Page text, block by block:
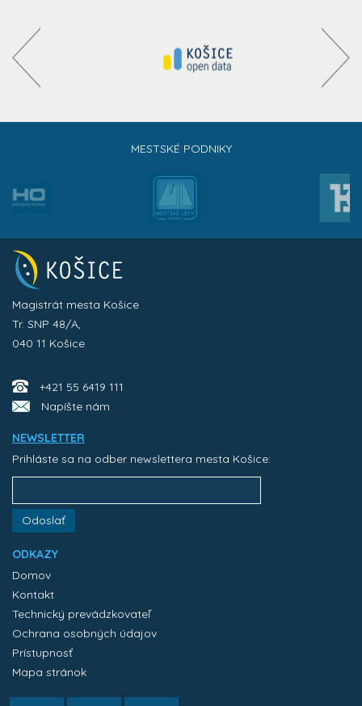
MESTSKÉ PODNIKY
Magistrát mesta Košice
Tr. SNP 48/A,
040 11 Košice
+421 55 6419 111
Napíšte nám
NEWSLETTER
Prihláste sa na odber newslettera mesta Košice:
Odoslať
ODKAZY
Domov
Kontakt
Technický prevádzkovateľ
Ochrana osobných údajov
Prístupnosť
Mapa stránok